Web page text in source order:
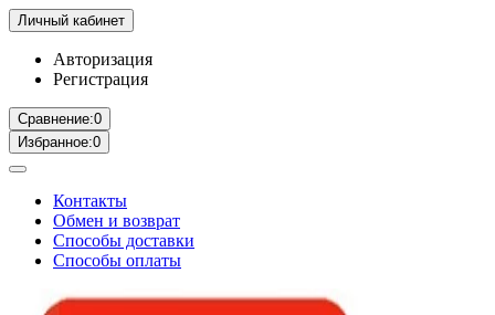
Личный кабинет
Авторизация
Регистрация
Сравнение:0
Избранное:0
Контакты
Обмен и возврат
Способы доставки
Способы оплаты